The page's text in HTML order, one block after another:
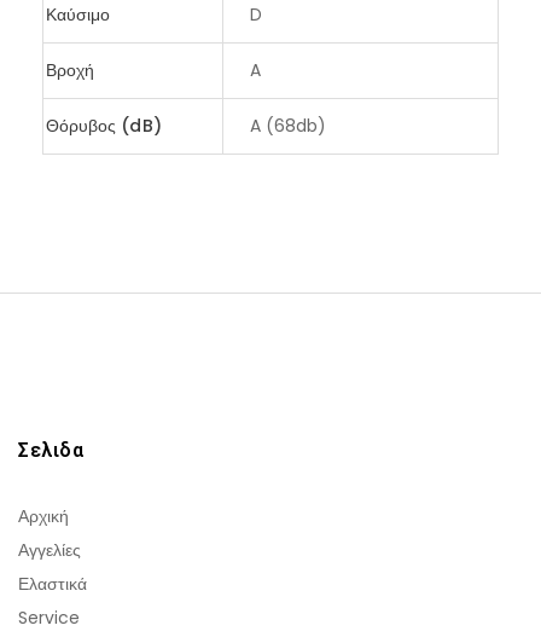
Καύσιμο D
Βροχή A
Θόρυβος (dB) A (68db)
Σελιδα
Αρχική
Αγγελίες
Ελαστικά
Service